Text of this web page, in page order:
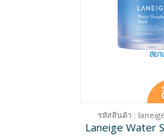
รหัสสินค้า :
Laneige Water